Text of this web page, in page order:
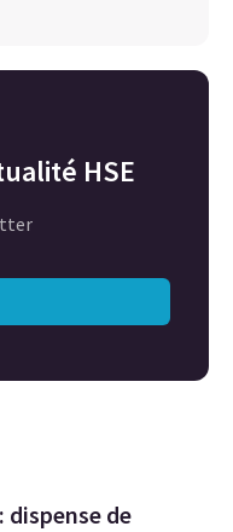
HSE
dispense de